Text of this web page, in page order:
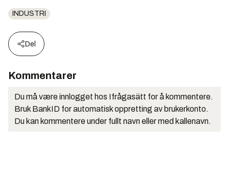
INDUSTRI
Del
Kommentarer
Du må være innlogget hos Ifrågasätt for å kommentere.
Bruk BankID for automatisk oppretting av brukerkonto.
Du kan kommentere under fullt navn eller med kallenavn.